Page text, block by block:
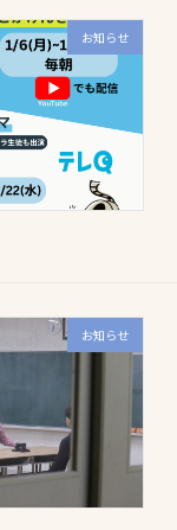
お知らせ
お知らせ